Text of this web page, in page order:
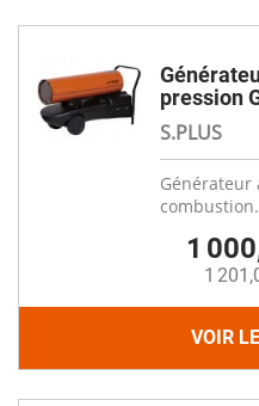
pression
S.PLUS
Générateur
1
1
VOIR